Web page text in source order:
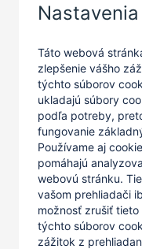
Táto webová
zlepšenie vášho
týchto súborov
ukladajú súbory
podľa potreby,
fungovanie
Používame aj
pomáhajú
webovú stránku.
vašom prehliadači
možnosť zrušiť
týchto súborov
zážitok z